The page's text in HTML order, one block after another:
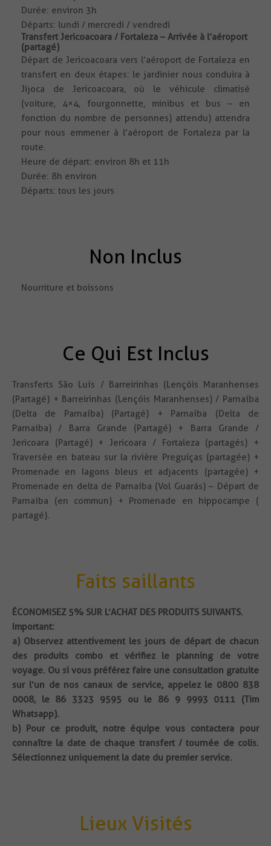
Durée: environ 3h
Départs: lundi / mercredi / vendredi
Transfert Jericoacoara / Fortaleza – Arrivée à l’aéroport
(partagé)
Départ de Jericoacoara vers l’aéroport de Fortaleza en
transfert en deux étapes: le jardinier nous conduira à
Jijoca de Jericoacoara, où le véhicule climatisé
(voiture, 4×4, fourgonnette, minibus et bus – en
fonction du nombre de personnes) attendu) attendra
pour nous emmener à l’aéroport de Fortaleza par la
route.
Heure de départ: environ 8h et 11h
Durée: 8h environ
Départs: tous les jours
Non Inclus
Nourriture et boissons
Ce Qui Est Inclus
Transferts São Luís / Barreirinhas (Lençóis Maranhenses
(Partagé) + Barreirinhas (Lençóis Maranhenses) / Parnaíba
(Delta de Parnaíba) (Partagé) + Parnaíba (Delta de
Parnaíba) / Barra Grande (Partagé) + Barra Grande /
Jericoara (Partagé) + Jericoara / Fortaleza (partagés) +
Traversée en bateau sur la rivière Preguiças (partagée) +
Promenade en lagons bleus et adjacents (partagée) +
Promenade en delta de Parnaíba (Vol Guarás) – Départ de
Parnaíba (en commun) + Promenade en hippocampe (
partagé).
Faits saillants
ÉCONOMISEZ 5% SUR L’ACHAT DES PRODUITS SUIVANTS.
Important:
a) Observez attentivement les jours de départ de chacun
des produits combo et vérifiez le planning de votre
voyage. Ou si vous préférez faire une consultation gratuite
sur l’un de nos canaux de service, appelez le 0800 838
0008, le 86 3323 9595 ou le 86 9 9993 0111 (Tim
Whatsapp).
b) Pour ce produit, notre équipe vous contactera pour
connaître la date de chaque transfert / tournée de colis.
Sélectionnez uniquement la date du premier service.
Lieux Visités